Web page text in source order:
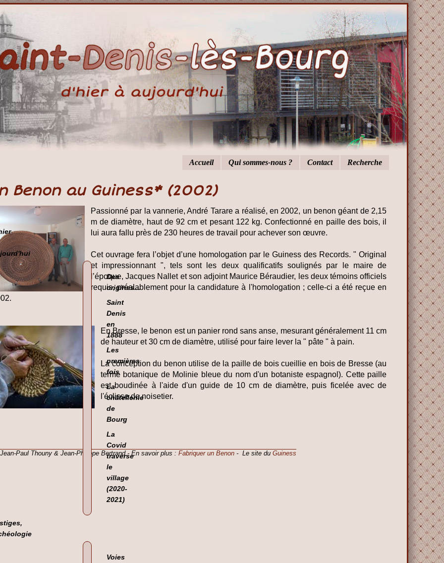
Accueil Qui sommes-nous ? Contact Recherche
Des
origines...
Saint
Denis
en
1888
Les
premières
fois
La
châtellenie
de
Bourg
La
Covid
traverse
le
village
(2020-
2021)
Voies
Benon au Guiness* (2002)
Passionné par la vannerie, André Tarare a réalisé, en 2002, un benon géant de 2,15
m de diamètre, haut de 92 cm et pesant 122 kg. Confectionné en paille des bois, il
lui aura fallu près de 230 heures de travail pour achever son œuvre.
Cet ouvrage fera l’objet d’une homologation par le Guiness des Records. " Original
et impressionnant ", tels sont les deux qualificatifs soulignés par le maire de
l’époque, Jacques Nallet et son adjoint Maurice Béraudier, les deux témoins officiels
requis, préalablement pour la candidature à l'homologation ; celle-ci a été reçue en
En Bresse, le benon est un panier rond sans anse, mesurant généralement 11 cm
de hauteur et 30 cm de diamètre, utilisé pour faire lever la " pâte " à pain.
La conception du benon utilise de la paille de bois cueillie en bois de Bresse (au
terme botanique de Molinie bleue du nom d'un botaniste espagnol). Cette paille
est boudinée à l'aide d'un guide de 10 cm de diamètre, puis ficelée avec de
l'éclisse de noisetier.
Jean-Paul Thouny & Jean-Philippe Bertrand - En savoir plus : Fabriquer un Benon- Le site du Guiness